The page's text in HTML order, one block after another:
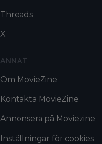
Threads
X
ANNAT
Om MovieZine
Kontakta MovieZine
Annonsera på Moviezine
Inställningar för cookies